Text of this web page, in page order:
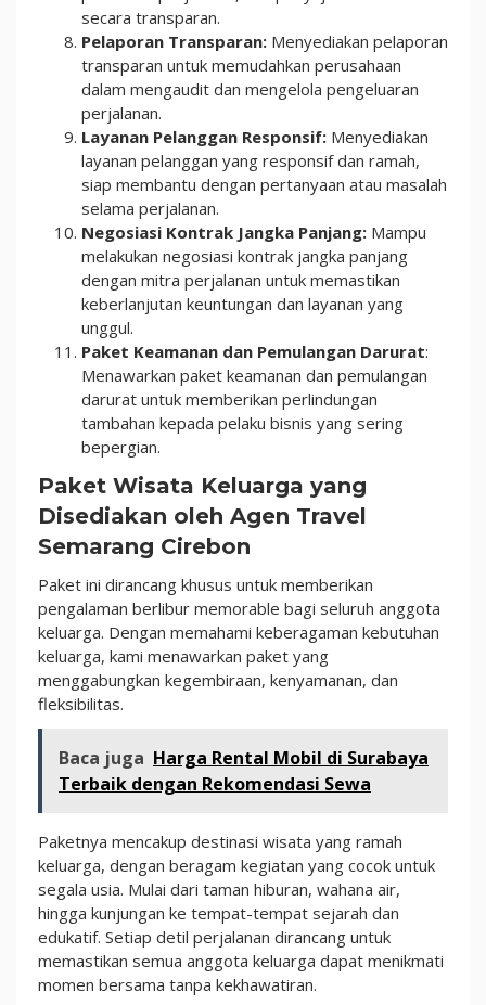
secara transparan.
Pelaporan Transparan: Menyediakan pelaporan
transparan untuk memudahkan perusahaan
dalam mengaudit dan mengelola pengeluaran
perjalanan.
Layanan Pelanggan Responsif: Menyediakan
layanan pelanggan yang responsif dan ramah,
siap membantu dengan pertanyaan atau masalah
selama perjalanan.
Negosiasi Kontrak Jangka Panjang: Mampu
melakukan negosiasi kontrak jangka panjang
dengan mitra perjalanan untuk memastikan
keberlanjutan keuntungan dan layanan yang
unggul.
Paket Keamanan dan Pemulangan Darurat:
Menawarkan paket keamanan dan pemulangan
darurat untuk memberikan perlindungan
tambahan kepada pelaku bisnis yang sering
bepergian.
Paket Wisata Keluarga yang
Disediakan oleh Agen Travel
Semarang Cirebon
Paket ini dirancang khusus untuk memberikan
pengalaman berlibur memorable bagi seluruh anggota
keluarga. Dengan memahami keberagaman kebutuhan
keluarga, kami menawarkan paket yang
menggabungkan kegembiraan, kenyamanan, dan
fleksibilitas.
Baca juga Harga Rental Mobil di Surabaya
Terbaik dengan Rekomendasi Sewa
Paketnya mencakup destinasi wisata yang ramah
keluarga, dengan beragam kegiatan yang cocok untuk
segala usia. Mulai dari taman hiburan, wahana air,
hingga kunjungan ke tempat-tempat sejarah dan
edukatif. Setiap detil perjalanan dirancang untuk
memastikan semua anggota keluarga dapat menikmati
momen bersama tanpa kekhawatiran.